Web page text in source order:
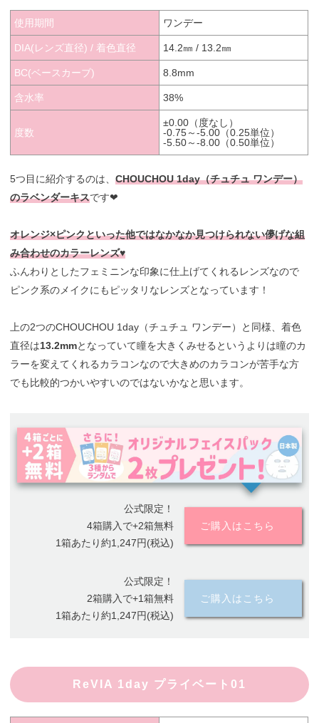
使用期間 ワンデー
DIA(レンズ直径) / 着色直径 14.2㎜ / 13.2㎜
BC(ベースカーブ) 8.8mm
含水率 38%
度数
±0.00（度なし）
-0.75～-5.00（0.25単位）
-5.50～-8.00（0.50単位）
5つ目に紹介するのは、CHOUCHOU 1day（チュチュ ワンデー）
のラベンダーキスです❤︎
オレンジ×ピンクといった他ではなかなか見つけられない儚げな組
み合わせのカラーレンズ♥
ふんわりとしたフェミニンな印象に仕上げてくれるレンズなので
ピンク系のメイクにもピッタリなレンズとなっています！
上の2つのCHOUCHOU 1day（チュチュ ワンデー）と同様、着色
直径は13.2mmとなっていて瞳を大きくみせるというよりは瞳のカ
ラーを変えてくれるカラコンなので大きめのカラコンが苦手な方
でも比較的つかいやすいのではないかなと思います。
公式限定！
4箱購入で+2箱無料
1箱あたり約1,247円(税込)
ご購入はこちら
公式限定！
2箱購入で+1箱無料
1箱あたり約1,247円(税込)
ご購入はこちら
ReVIA 1day プライベート01